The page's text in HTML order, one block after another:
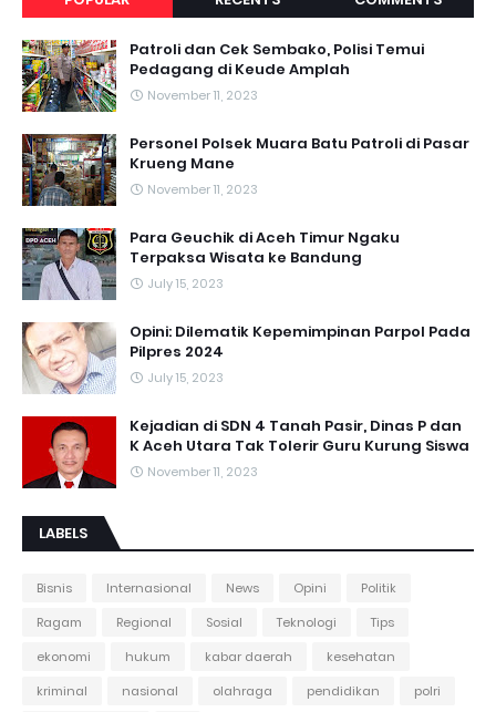
Patroli dan Cek Sembako, Polisi Temui
Pedagang di Keude Amplah
November 11, 2023
Personel Polsek Muara Batu Patroli di Pasar
Krueng Mane
November 11, 2023
Para Geuchik di Aceh Timur Ngaku
Terpaksa Wisata ke Bandung
July 15, 2023
Opini: Dilematik Kepemimpinan Parpol Pada
Pilpres 2024
July 15, 2023
Kejadian di SDN 4 Tanah Pasir, Dinas P dan
K Aceh Utara Tak Tolerir Guru Kurung Siswa
November 11, 2023
LABELS
Bisnis Internasional News Opini
Politik
Ragam
Regional Sosial Teknologi
Tips
ekonomi
hukum kabar daerah
kesehatan
kriminal
nasional olahraga pendidikan
polri